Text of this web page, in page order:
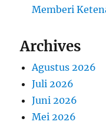
Memberi
Archives
Agustus 2026
Juli 2026
Juni 2026
Mei 2026